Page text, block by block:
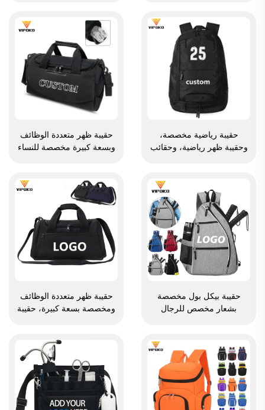
للماء، وحقيبة رياضية شاملة
لكرة السلة وكرة القدم،
وحقيبة سفر لأحذية الرياضة
الأحذية وحمايتها من الغبار،
ومناسبة للجيم والأنشطة
الخارجية والسفر والرياضة،
للرجال
حقيبة رياضية مخصصة،
وحقيبة ظهر رياضية، وحقائب
الطبيعة، وحقائب ظهر للعب
كرة السلة وكرة القدم وكرة
القدم الأمريكية، وحقيبة لتنس
وكرة سلة
حقيبة ظهر متعددة الوظائف
وبسعة كبيرة مخصصة للنساء
وحقيبة دافل للسفر والأنشطة
الخارجية
حقيبة بيكل بول مخصصة
بشعار مخصص للرجال
عالية الجودة على هيئة حقيبة
ظهر لحمل مضارب التنس
حقيبة ظهر متعددة الوظائف
ومخصصة بسعة كبيرة، حقيبة
على مساحة مخصصة لأحذية،
حقيبة سفر نوع دافل، حقيبة
دافل